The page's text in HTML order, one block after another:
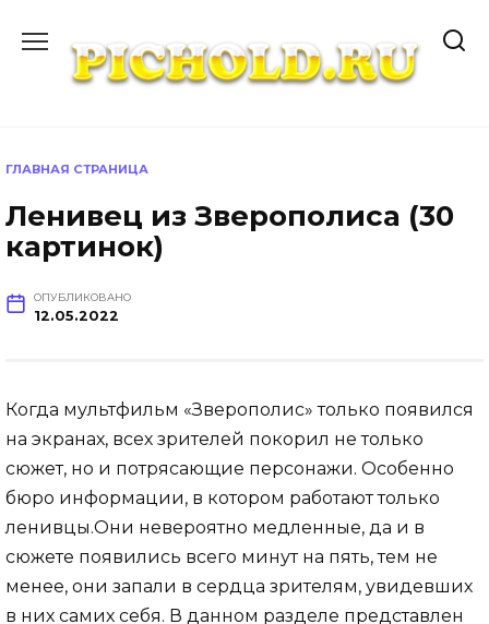
содержанию
ГЛАВНАЯ СТРАНИЦА
Ленивец из Зверополиса (30
картинок)
ОПУБЛИКОВАНО
12.05.2022
Когда мультфильм «Зверополис» только появился
на экранах, всех зрителей покорил не только
сюжет, но и потрясающие персонажи. Особенно
бюро информации, в котором работают только
ленивцы.Они невероятно медленные, да и в
сюжете появились всего минут на пять, тем не
менее, они запали в сердца зрителям, увидевших
в них самих себя. В данном разделе представлен